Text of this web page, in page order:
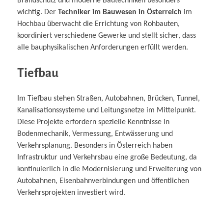
wichtig. Der Techniker im Bauwesen in Österreich im
Hochbau überwacht die Errichtung von Rohbauten,
koordiniert verschiedene Gewerke und stellt sicher, dass
alle bauphysikalischen Anforderungen erfüllt werden.
Tiefbau
Im Tiefbau stehen Straßen, Autobahnen, Brücken, Tunnel,
Kanalisationssysteme und Leitungsnetze im Mittelpunkt.
Diese Projekte erfordern spezielle Kenntnisse in
Bodenmechanik, Vermessung, Entwässerung und
Verkehrsplanung. Besonders in Österreich haben
Infrastruktur und Verkehrsbau eine große Bedeutung, da
kontinuierlich in die Modernisierung und Erweiterung von
Autobahnen, Eisenbahnverbindungen und öffentlichen
Verkehrsprojekten investiert wird.